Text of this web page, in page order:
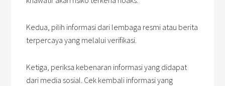
Kedua, pilih informasi dari lembaga resmi atau berita
terpercaya yang melalui verifikasi.
Ketiga, periksa kebenaran informasi yang didapat
dari media sosial. Cek kembali informasi yang